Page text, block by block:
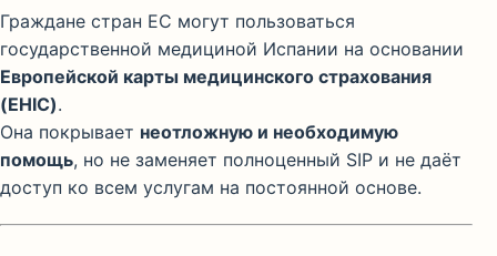
Граждане стран ЕС могут пользоваться
государственной медициной Испании на основании
Европейской карты медицинского страхования
(EHIC).
Она покрывает неотложную и необходимую
помощь, но не заменяет полноценный SIP и не даёт
доступ ко всем услугам на постоянной основе.